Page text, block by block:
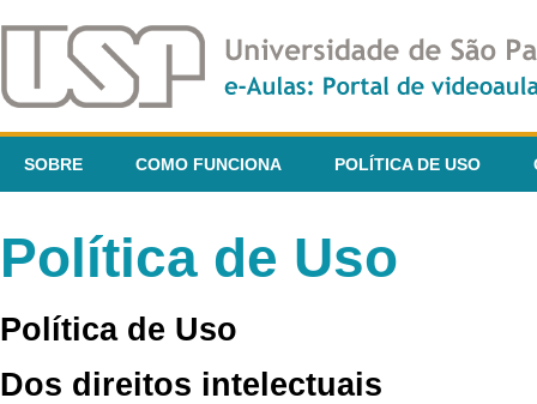
SOBRE COMO FUNCIONA POLÍTICA DE USO
Política de Uso
Política de Uso
Dos direitos intelectuais